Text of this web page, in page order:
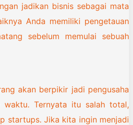
jadikan bisnis sebagai mata
Anda memiliki pengetauan
sebelum memulai sebuah
akan berpikir jadi pengusaha
Ternyata itu salah total,
startups. Jika kita ingin menjadi